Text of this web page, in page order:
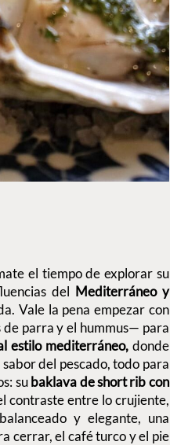
el tiempo de explorar su
del Mediterráneo y
Vale la pena empezar con
parra y el hummus— para
estilo mediterráneo, donde
del pescado, todo para
subaklava de short rib con
contraste entre lo crujiente,
y elegante, una
cerrar, el café turco y el pie